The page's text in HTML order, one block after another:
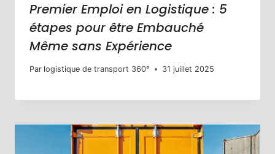
Premier Emploi en Logistique : 5
étapes pour être Embauché
Même sans Expérience
Par logistique de transport 360° 31 juillet 2025